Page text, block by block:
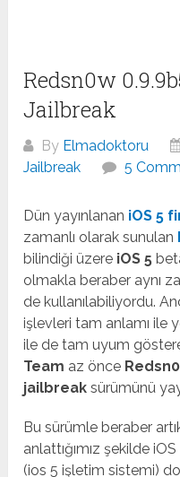
Redsn0w
Jailbreak
By Elmadoktoru
Jailbreak
5
Dün yayınlanan iOS 5
zamanlı olarak sunulan
bilindiği üzere iOS 5
olmakla beraber aynı
de kullanılabiliyordu.
işlevleri tam anlamı ile
ile de tam uyum
Team az önce
jailbreak sürümünü
Bu sürümle beraber
anlattığımız şekilde
(ios 5 işletim sistemi)